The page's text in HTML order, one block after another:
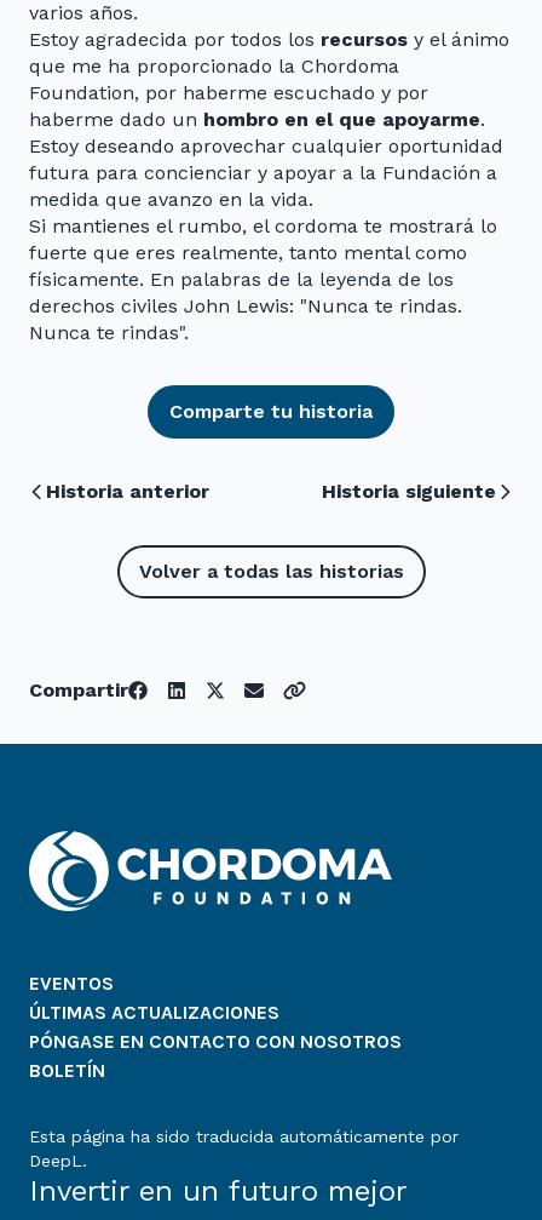
varios años.
Estoy agradecida por todos los recursos y el ánimo
que me ha proporcionado la Chordoma
Foundation, por haberme escuchado y por
haberme dado un hombro en el que apoyarme.
Estoy deseando aprovechar cualquier oportunidad
futura para concienciar y apoyar a la Fundación a
medida que avanzo en la vida.
Si mantienes el rumbo, el cordoma te mostrará lo
fuerte que eres realmente, tanto mental como
físicamente. En palabras de la leyenda de los
derechos civiles John Lewis: "Nunca te rindas.
Nunca te rindas".
Comparte tu historia
Historia anterior Historia siguiente
Volver a todas las historias
Compartir
EVENTOS
ÚLTIMAS ACTUALIZACIONES
PÓNGASE EN CONTACTO CON NOSOTROS
BOLETÍN
Esta página ha sido traducida automáticamente por
DeepL.
Invertir en un futuro mejor